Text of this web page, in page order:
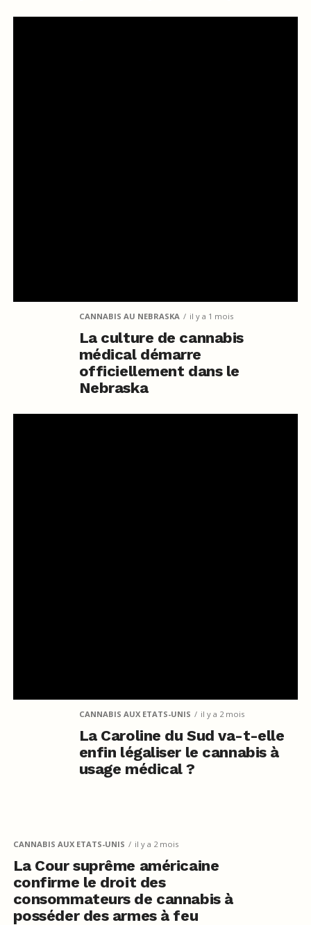
CANNABIS AU NEBRASKA il y a 1 mois
La culture de cannabis
médical démarre
officiellement dans le
Nebraska
CANNABIS AUX ETATS-UNIS il y a 2 mois
La Caroline du Sud va-t-elle
enfin légaliser le cannabis à
usage médical ?
CANNABIS AUX ETATS-UNIS il y a 2 mois
La Cour suprême américaine
confirme le droit des
consommateurs de cannabis à
posséder des armes à feu